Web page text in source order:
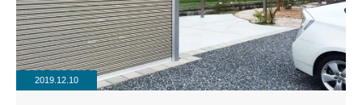
2019.12.10